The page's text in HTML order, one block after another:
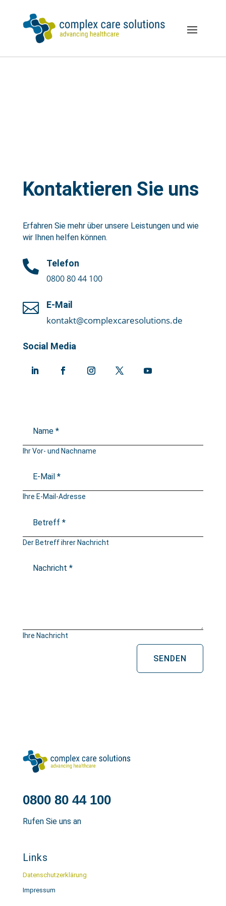
Kontaktieren Sie uns
Erfahren Sie mehr über unsere Leistungen und wie
wir Ihnen helfen können.
 Telefon
0800 80 44 100
 E-Mail
kontakt@complexcaresolutions.de
Social Media
Ihr Vor- und Nachname
Ihre E-Mail-Adresse
Der Betreff ihrer Nachricht
Ihre Nachricht
SENDEN
0800 80 44 100
Rufen Sie uns an
Links
Datenschutzerklärung
Impressum